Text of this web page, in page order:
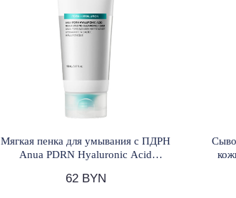
Мягкая пенка для умывания с ПДРН
Anua PDRN Hyaluronic Acid
62 BYN